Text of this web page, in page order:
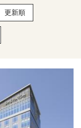
更新順